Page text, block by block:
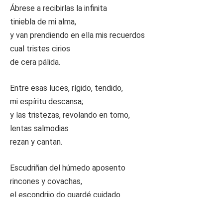
Ábrese a recibirlas la infinita
tiniebla de mi alma,
y van prendiendo en ella mis recuerdos
cual tristes cirios
de cera pálida.
Entre esas luces, rígido, tendido,
mi espíritu descansa;
y las tristezas, revolando en torno,
lentas salmodias
rezan y cantan.
Escudriñan del húmedo aposento
rincones y covachas,
el escondrijo do guardé cuidado